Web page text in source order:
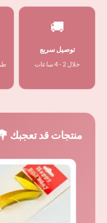
🚚
توصيل سريع
خلال 2 - 4 ساعات
منتجات قد تعجبك